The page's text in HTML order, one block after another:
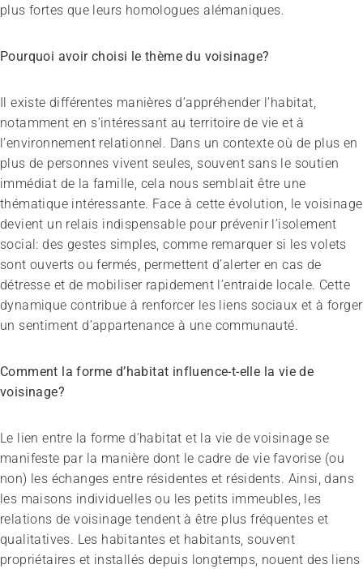
plus fortes que leurs homologues alémaniques.
Pourquoi avoir choisi le thème du voisinage?
Il existe différentes manières d’appréhender l’habitat,
notamment en s’intéressant au territoire de vie et à
l’environnement relationnel. Dans un contexte où de plus en
plus de personnes vivent seules, souvent sans le soutien
immédiat de la famille, cela nous semblait être une
thématique intéressante. Face à cette évolution, le voisinage
devient un relais indispensable pour prévenir l’isolement
social: des gestes simples, comme remarquer si les volets
sont ouverts ou fermés, permettent d’alerter en cas de
détresse et de mobiliser rapidement l’entraide locale. Cette
dynamique contribue à renforcer les liens sociaux et à forger
un sentiment d’appartenance à une communauté.
Comment la forme d’habitat influence-t-elle la vie de
voisinage?
Le lien entre la forme d’habitat et la vie de voisinage se
manifeste par la manière dont le cadre de vie favorise (ou
non) les échanges entre résidentes et résidents. Ainsi, dans
les maisons individuelles ou les petits immeubles, les
relations de voisinage tendent à être plus fréquentes et
qualitatives. Les habitantes et habitants, souvent
propriétaires et installés depuis longtemps, nouent des liens